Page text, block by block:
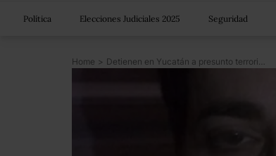
Política Elecciones Judiciales 2025 Seguridad
Home > Detienen en Yucatán a presunto terrorista de Hezbolá